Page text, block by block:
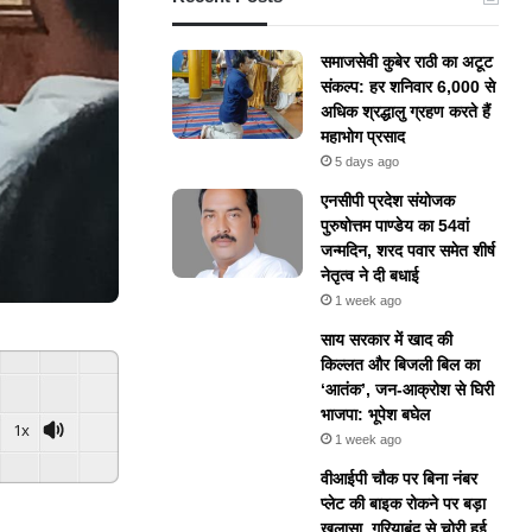
1x
समाजसेवी कुबेर राठी का अटूट
संकल्प: हर शनिवार 6,000 से
अधिक श्रद्धालु ग्रहण करते हैं
महाभोग प्रसाद
5 days ago
एनसीपी प्रदेश संयोजक
पुरुषोत्तम पाण्डेय का 54वां
जन्मदिन, शरद पवार समेत शीर्ष
नेतृत्व ने दी बधाई
1 week ago
​साय सरकार में खाद की
किल्लत और बिजली बिल का
‘आतंक’, जन-आक्रोश से घिरी
भाजपा: भूपेश बघेल
1 week ago
वीआईपी चौक पर बिना नंबर
प्लेट की बाइक रोकने पर बड़ा
खुलासा, गरियाबंद से चोरी हुई